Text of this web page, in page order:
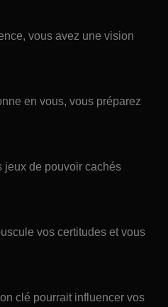
vous avez une vision
en vous, vous préparez
jeux de pouvoir cachés
vos certitudes et vous
clé pourrait influencer vos